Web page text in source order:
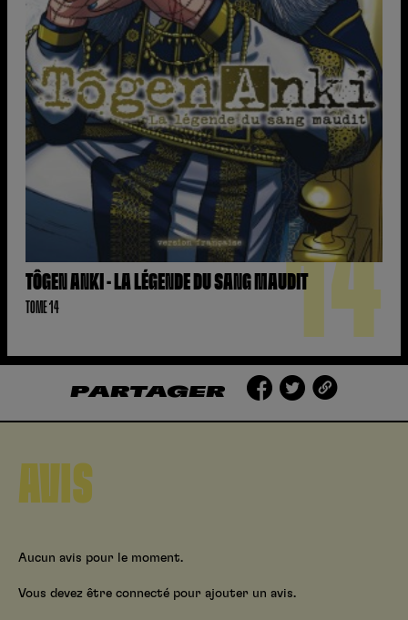
TÔGEN ANKI - LA LÉGENDE DU SANG MAUDIT
TOME 14 14
PARTAGER
AVIS
Aucun avis pour le moment.
Vous devez être connecté pour ajouter un avis.